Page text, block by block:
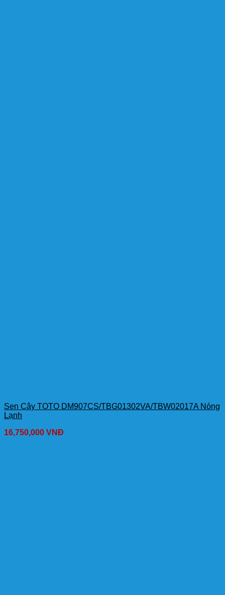
Sen Cây TOTO DM907CS/TBG01302VA/TBW02017A Nóng
Lạnh
16,750,000 VNĐ